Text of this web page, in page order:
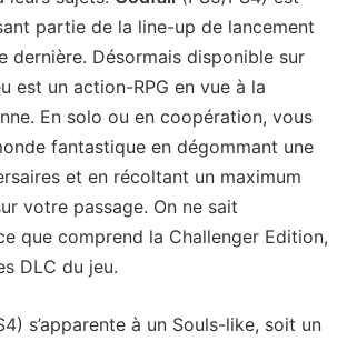
partie de la line-up de lancement
dernière. Désormais disponible sur
est un action-RPG en vue à la
En solo ou en coopération, vous
fantastique en dégommant une
et en récoltant un maximum
votre passage. On ne sait
que comprend la Challenger Edition,
DLC du jeu.
s’apparente à un Souls-like, soit un